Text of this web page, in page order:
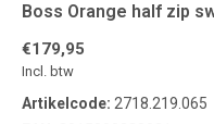
Boss Orange half zip
€179,95
Incl. btw
Artikelcode: 2718.219.065